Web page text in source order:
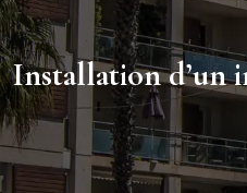
Installation d’un